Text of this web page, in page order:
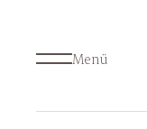
Menü